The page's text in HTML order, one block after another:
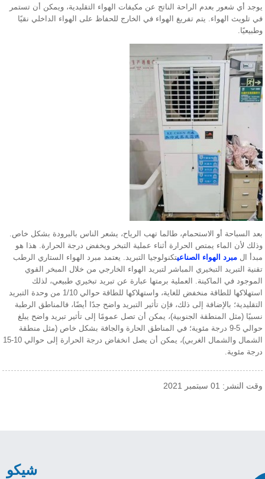
يوجد أي شعور بعدم الراحة الناتج عن مكيفات الهواء التقليدية، ويمكن أن تستمر
في تلويث الهواء. يتم تفريغ الهواء في الخارج للحفاظ على الهواء الداخلي نقيًا
وطبيعيًا.
بعد السباحة أو الاستحمام، طالما تهب الرياح، يشعر الناس بالبرودة بشكل خاص.
وذلك لأن الماء يمتص الحرارة أثناء عملية التبخر ويخفض درجة الحرارة. هذا هو
مبدأ ال مبرد الهواء الصناعيتكنولوجيا التبريد. يعتمد مبرد الهواء الستاري الرطب
تقنية التبريد التبخيري المباشر لتبريد الهواء الخارجي من خلال المبخر القوي
الموجود في الماكينة. العملية برمتها عبارة عن تبريد تبخيري طبيعي، لذلك
استهلاكها للطاقة منخفض للغاية، واستهلاكها للطاقة حوالي 1/10 من وحدة التبريد
التقليدية؛ بالإضافة إلى ذلك، فإن تأثير التبريد واضح جدًا أيضًا، فالمناطق الرطبة
نسبيًا (مثل المنطقة الجنوبية)، يمكن أن تصل عمومًا إلى تأثير تبريد واضح يبلغ
حوالي 5-9 درجة مئوية؛ في المناطق الحارة والجافة بشكل خاص (مثل منطقة
الشمال والشمال الغربي)، يمكن أن يصل انخفاض درجة الحرارة إلى حوالي 10-15
درجة مئوية.
وقت النشر: 01 سبتمبر 2021
شيكو